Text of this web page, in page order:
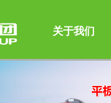
关于我们